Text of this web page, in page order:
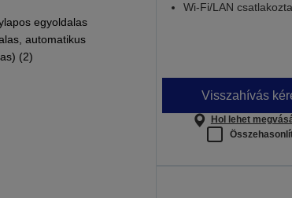
egyoldalas
automatikus
(2)
Wi-Fi/LAN
Visszahívás
Hol lehet